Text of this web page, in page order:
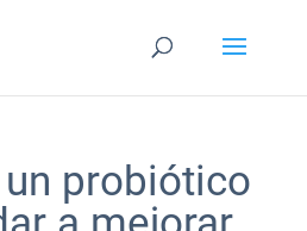
un probiótico